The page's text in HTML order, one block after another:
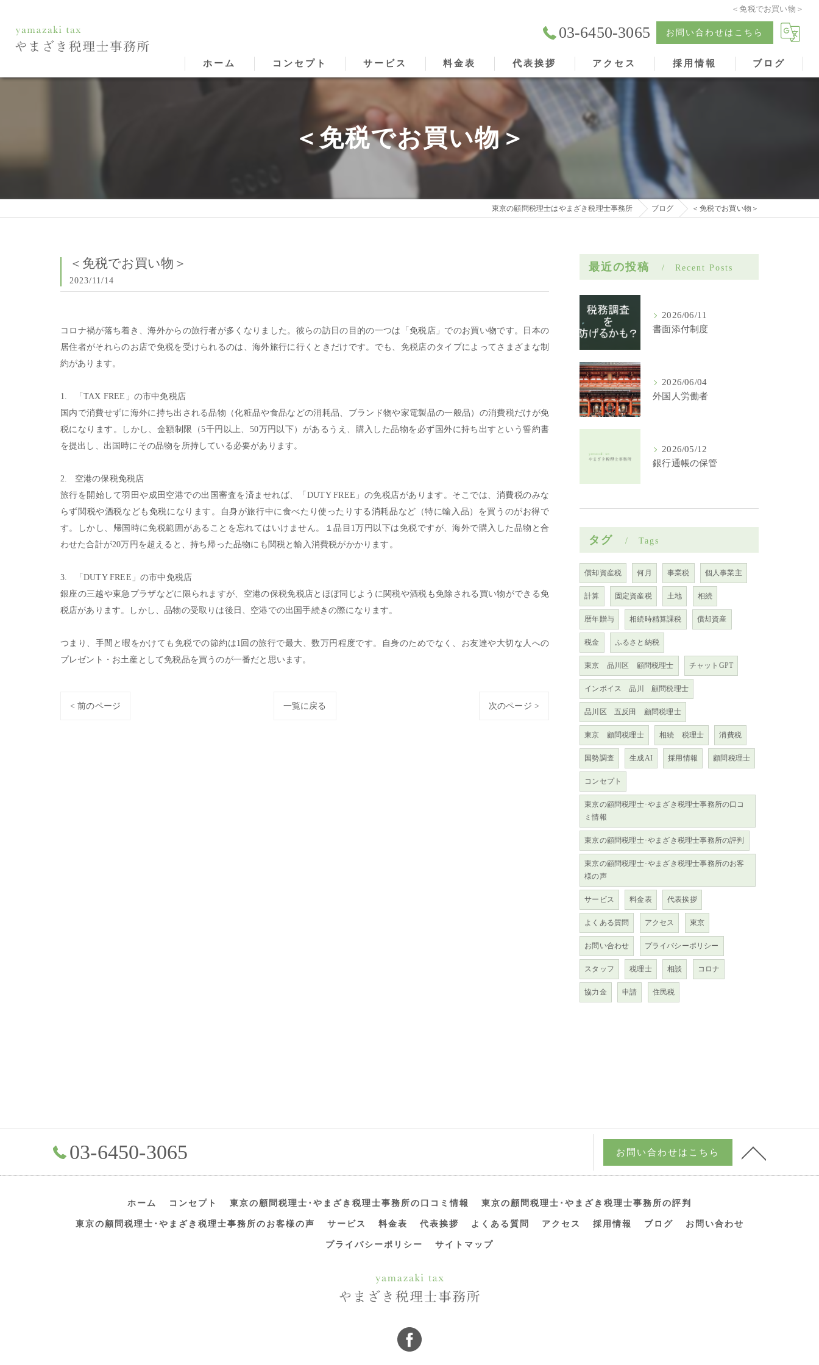
＜免税でお買い物＞
03-6450-3065 お問い合わせはこちら
ホーム コンセプト
東京の顧問税理士･やまざき税理士事務所の口コミ情報
東京の顧問税理士･やまざき税理士事務所の評判
東京の顧問税理士･やまざき税理士事務所のお客様の声
サービス 料金表 代表挨拶 アクセス 採用情報 ブログ
＜免税でお買い物＞
東京の顧問税理士はやまざき税理士事務所 ブログ ＜免税でお買い物＞
＜免税でお買い物＞
2023/11/14
コロナ禍が落ち着き、海外からの旅行者が多くなりました。彼らの訪日の目的の一つは「免税店」でのお買い物です。日本の
居住者がそれらのお店で免税を受けられるのは、海外旅行に行くときだけです。でも、免税店のタイプによってさまざまな制
約があります。
1. 「TAX FREE」の市中免税店
国内で消費せずに海外に持ち出される品物（化粧品や食品などの消耗品、ブランド物や家電製品の一般品）の消費税だけが免
税になります。しかし、金額制限（5千円以上、50万円以下）があるうえ、購入した品物を必ず国外に持ち出すという誓約書
を提出し、出国時にその品物を所持している必要があります。
2. 空港の保税免税店
旅行を開始して羽田や成田空港での出国審査を済ませれば、「DUTY FREE」の免税店があります。そこでは、消費税のみな
らず関税や酒税なども免税になります。自身が旅行中に食べたり使ったりする消耗品など（特に輸入品）を買うのがお得で
す。しかし、帰国時に免税範囲があることを忘れてはいけません。１品目1万円以下は免税ですが、海外で購入した品物と合
わせた合計が20万円を超えると、持ち帰った品物にも関税と輸入消費税がかかります。
3. 「DUTY FREE」の市中免税店
銀座の三越や東急プラザなどに限られますが、空港の保税免税店とほぼ同じように関税や酒税も免除される買い物ができる免
税店があります。しかし、品物の受取りは後日、空港での出国手続きの際になります。
つまり、手間と暇をかけても免税での節約は1回の旅行で最大、数万円程度です。自身のためでなく、お友達や大切な人への
プレゼント・お土産として免税品を買うのが一番だと思います。
< 前のページ 一覧に戻る 次のページ >
最近の投稿 Recent Posts
2026/06/11
書面添付制度
2026/06/04
外国人労働者
2026/05/12
銀行通帳の保管
タグ Tags
償却資産税 何月 事業税 個人事業主
計算 固定資産税 土地 相続
暦年贈与 相続時精算課税 償却資産
税金 ふるさと納税
東京 品川区 顧問税理士 チャットGPT
インボイス 品川 顧問税理士
品川区 五反田 顧問税理士
東京 顧問税理士 相続 税理士 消費税
国勢調査 生成AI 採用情報 顧問税理士
コンセプト
東京の顧問税理士･やまざき税理士事務所の口コ
ミ情報
東京の顧問税理士･やまざき税理士事務所の評判
東京の顧問税理士･やまざき税理士事務所のお客
様の声
サービス 料金表 代表挨拶
よくある質問 アクセス 東京
お問い合わせ プライバシーポリシー
スタッフ 税理士 相談 コロナ
協力金 申請 住民税
03-6450-3065 お問い合わせはこちら
ホーム コンセプト 東京の顧問税理士･やまざき税理士事務所の口コミ情報 東京の顧問税理士･やまざき税理士事務所の評判
東京の顧問税理士･やまざき税理士事務所のお客様の声 サービス 料金表 代表挨拶 よくある質問 アクセス 採用情報 ブログ お問い合わせ
プライバシーポリシー サイトマップ